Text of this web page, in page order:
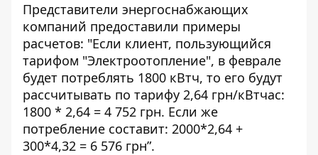
Представители энергоснабжающих
компаний предоставили примеры
расчетов: "Если клиент, пользующийся
тарифом "Электроотопление", в феврале
будет потреблять 1800 кВтч, то его будут
рассчитывать по тарифу 2,64 грн/кВтчас:
1800 * 2,64 = 4 752 грн. Если же
потребление составит: 2000*2,64 +
300*4,32 = 6 576 грн”.